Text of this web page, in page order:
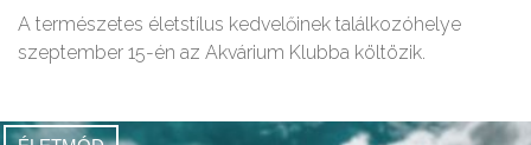
A természetes életstílus kedvelőinek találkozóhelye
szeptember 15-én az Akvárium Klubba költözik.